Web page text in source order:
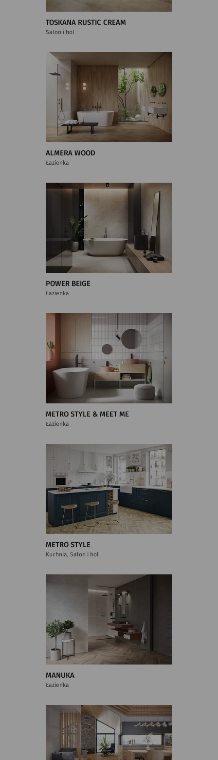
TOSKANA RUSTIC CREAM
Salon i hol
ALMERA WOOD
Łazienka
POWER BEIGE
Łazienka
METRO STYLE & MEET ME
Łazienka
METRO STYLE
Kuchnia, Salon i hol
MANUKA
Łazienka